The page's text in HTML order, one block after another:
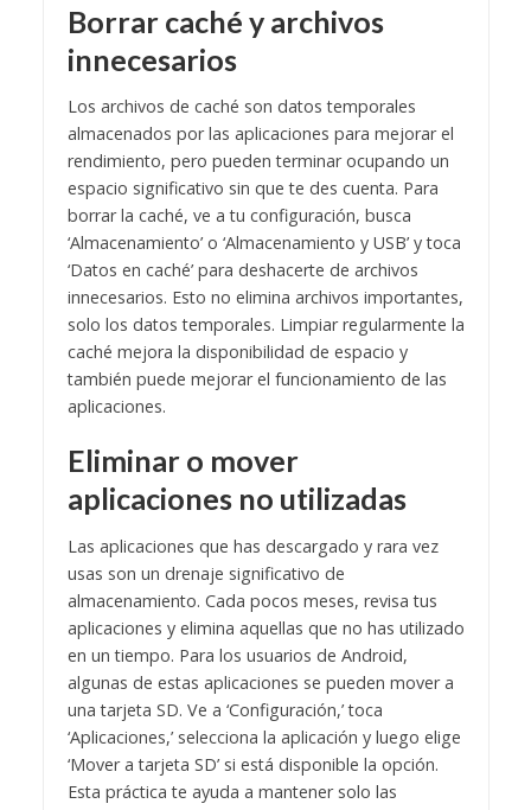
Borrar caché y archivos
innecesarios
Los archivos de caché son datos temporales
almacenados por las aplicaciones para mejorar el
rendimiento, pero pueden terminar ocupando un
espacio significativo sin que te des cuenta. Para
borrar la caché, ve a tu configuración, busca
‘Almacenamiento’ o ‘Almacenamiento y USB’ y toca
‘Datos en caché’ para deshacerte de archivos
innecesarios. Esto no elimina archivos importantes,
solo los datos temporales. Limpiar regularmente la
caché mejora la disponibilidad de espacio y
también puede mejorar el funcionamiento de las
aplicaciones.
Eliminar o mover
aplicaciones no utilizadas
Las aplicaciones que has descargado y rara vez
usas son un drenaje significativo de
almacenamiento. Cada pocos meses, revisa tus
aplicaciones y elimina aquellas que no has utilizado
en un tiempo. Para los usuarios de Android,
algunas de estas aplicaciones se pueden mover a
una tarjeta SD. Ve a ‘Configuración,’ toca
‘Aplicaciones,’ selecciona la aplicación y luego elige
‘Mover a tarjeta SD’ si está disponible la opción.
Esta práctica te ayuda a mantener solo las